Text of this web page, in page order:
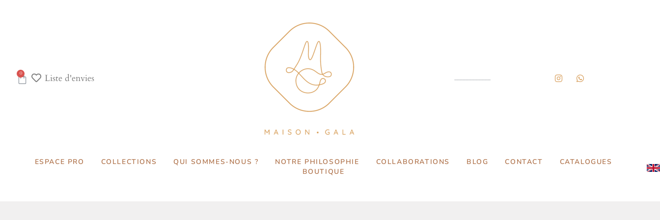
0 Liste d'envies
ESPACE PRO COLLECTIONS QUI SOMMES-NOUS ? NOTRE PHILOSOPHIE COLLABORATIONS BLOG CONTACT
CATALOGUES
BOUTIQUE